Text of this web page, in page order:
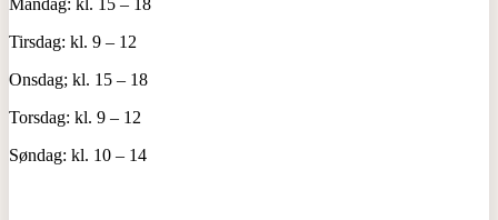
Mandag: kl. 15 – 18
Tirsdag: kl. 9 – 12
Onsdag; kl. 15 – 18
Torsdag: kl. 9 – 12
Søndag: kl. 10 – 14